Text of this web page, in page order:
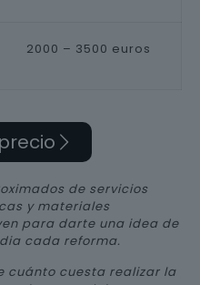
2000 – 3500 euros
de servicios
y materiales
para darte una idea de
cada reforma.
cuánto cuesta realizar la